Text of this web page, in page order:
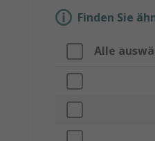
Finden Sie
Alle